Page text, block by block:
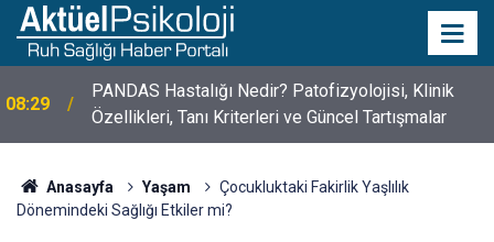
10:30
10 Mayıs Psikologlar Günü Nasıl Ortaya Çıktı? 10
Mayıs Tarihinin Hikayesi
Anasayfa Yaşam
Çocukluktaki Fakirlik Yaşlılık
Dönemindeki Sağlığı Etkiler mi?